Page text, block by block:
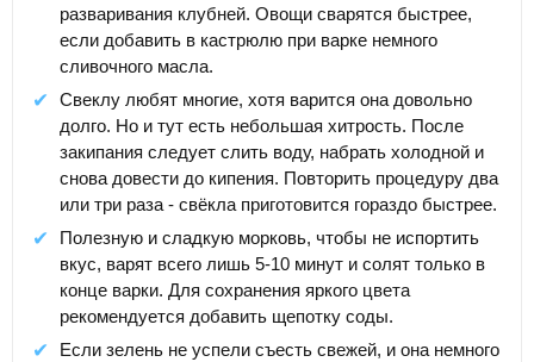
разваривания клубней. Овощи сварятся быстрее,
если добавить в кастрюлю при варке немного
сливочного масла.
Свеклу любят многие, хотя варится она довольно
долго. Но и тут есть небольшая хитрость. После
закипания следует слить воду, набрать холодной и
снова довести до кипения. Повторить процедуру два
или три раза - свёкла приготовится гораздо быстрее.
Полезную и сладкую морковь, чтобы не испортить
вкус, варят всего лишь 5-10 минут и солят только в
конце варки. Для сохранения яркого цвета
рекомендуется добавить щепотку соды.
Если зелень не успели съесть свежей, и она немного